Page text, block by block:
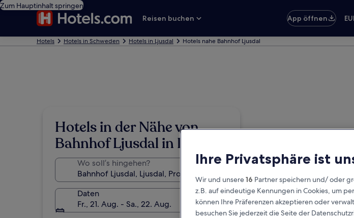
Zum Hauptinhalt springen
Reisen buchen
App öffnen
Hotels Hotels in Schweden Hotels in Ljusdal Hotels nahe Bahnhof Ljusdal
Hotels in der Nähe von
Bahnhof Ljusdal in Ljusdal
Wo soll’s hingehen?
Daten
Fr., 21. Aug. - Sa., 22. Aug.
Ihre Privatsphäre ist
Wir und unsere16 Partner speichern und/ oder
z.B. auf eindeutige Kennungen in Cookies, um
können Ihre Präferenzen akzeptieren oder
besuchen Sie jederzeit die Seite der